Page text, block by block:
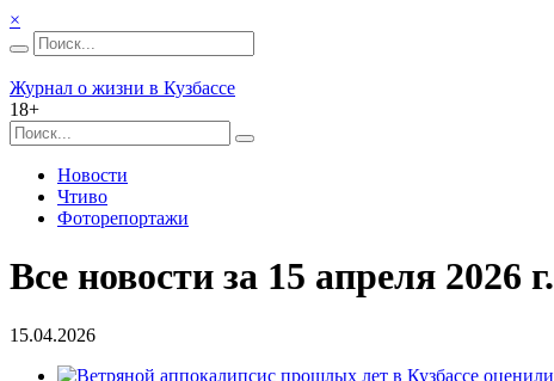
×
Журнал о жизни в Кузбассе
18+
Новости
Чтиво
Фоторепортажи
Все новости за 15 апреля 2026 г.
15.04.2026